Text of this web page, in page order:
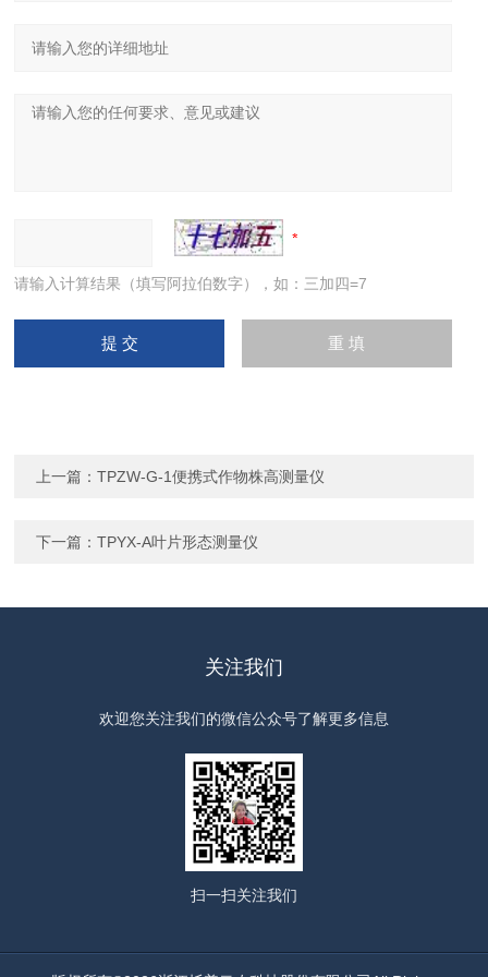
请输入计算结果（填写阿拉伯数字），如：三加四=7
上一篇：TPZW-G-1便携式作物株高测量仪
下一篇：TPYX-A叶片形态测量仪
关注我们
欢迎您关注我们的微信公众号了解更多信息
扫一扫关注我们